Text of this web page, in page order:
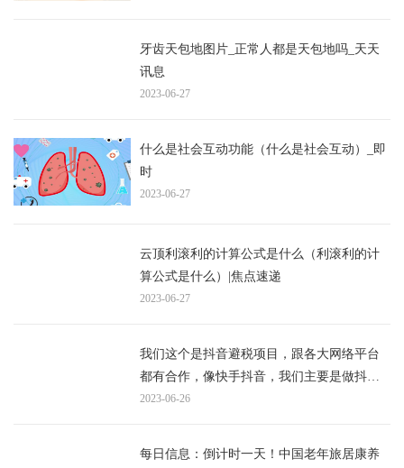
牙齿天包地图片_正常人都是天包地吗_天天
讯息
2023-06-27
什么是社会互动功能（什么是社会互动）_即
时
2023-06-27
云顶利滚利的计算公式是什么（利滚利的计
算公式是什么）|焦点速递
2023-06-27
我们这个是抖音避税项目，跟各大网络平台
都有合作，像快手抖音，我们主要是做抖音_
精选
2023-06-26
每日信息：倒计时一天！中国老年旅居康养